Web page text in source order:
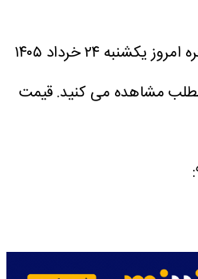
،‌قیمت نقره امروز یکشنبه ۲۴ خرداد ۱۴۰۵
مطلب مشاهده می کنید.قیمت